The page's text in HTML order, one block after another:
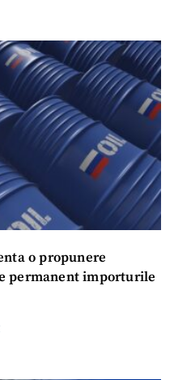
o propunere
permanent importurile